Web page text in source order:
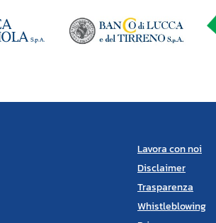
Lavora con noi
Disclaimer
Trasparenza
Whistleblowing